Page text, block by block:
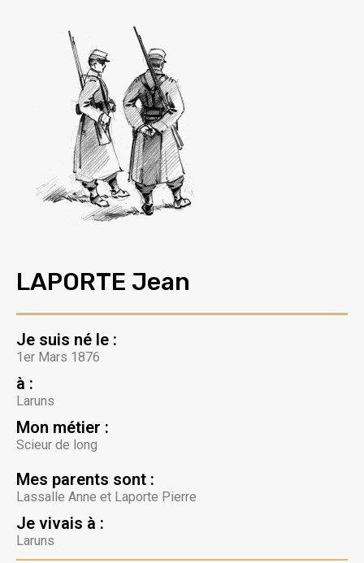
LAPORTE Jean
Je suis né le :
1er Mars 1876
à :
Laruns
Mon métier :
Scieur de long
Mes parents sont :
Lassalle Anne et Laporte Pierre
Je vivais à :
Laruns